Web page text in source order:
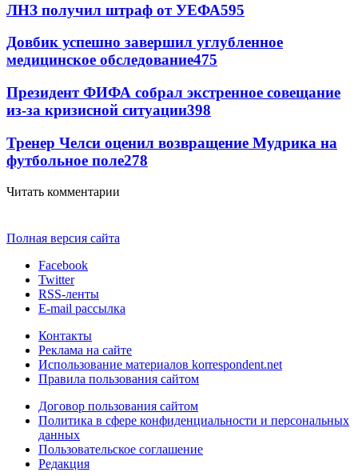
ЛНЗ получил штраф от УЕФА595
Довбик успешно завершил углубленное
медицинское обследование475
Президент ФИФА собрал экстренное совещание
из-за кризисной ситуации398
Тренер Челси оценил возвращение Мудрика на
футбольное поле278
Читать комментарии
Полная версия сайта
Facebook
Twitter
RSS-ленты
E-mail рассылка
Контакты
Реклама на сайте
Использование материалов korrespondent.net
Правила пользования сайтом
Договор пользования сайтом
Политика в сфере конфиденциальности и персональных
данных
Пользовательское соглашение
Редакция